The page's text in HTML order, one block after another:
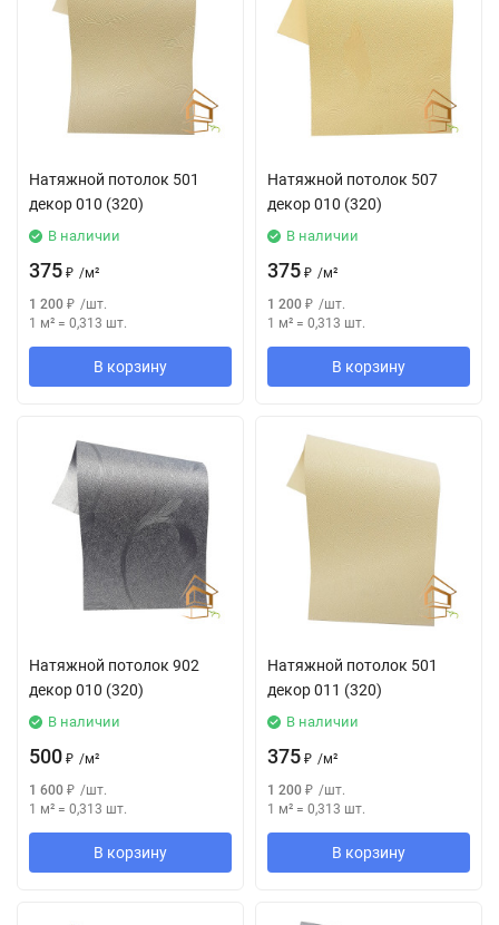
Натяжной потолок 501
декор 010 (320)
В наличии
375 ₽ /м²
1 200 ₽ /шт.
1 м² = 0,313 шт.
В корзину
Натяжной потолок 507
декор 010 (320)
В наличии
375 ₽ /м²
1 200 ₽ /шт.
1 м² = 0,313 шт.
В корзину
Натяжной потолок 902
декор 010 (320)
В наличии
500 ₽ /м²
1 600 ₽ /шт.
1 м² = 0,313 шт.
В корзину
Натяжной потолок 501
декор 011 (320)
В наличии
375 ₽ /м²
1 200 ₽ /шт.
1 м² = 0,313 шт.
В корзину